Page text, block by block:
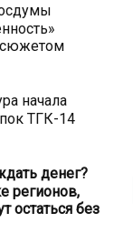
начала
ТГК-14
денег?
регионов,
остаться без